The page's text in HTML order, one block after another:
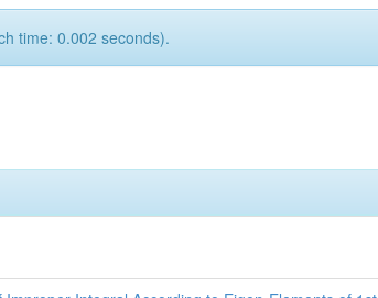
time: 0.002 seconds).